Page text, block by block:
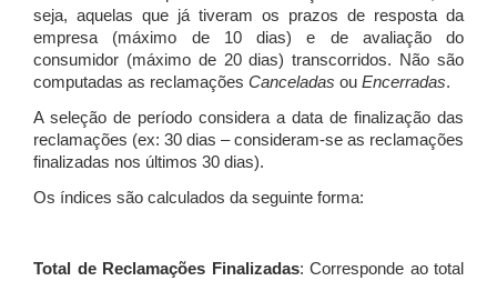
seja, aquelas que já tiveram os prazos de resposta da
empresa (máximo de 10 dias) e de avaliação do
consumidor (máximo de 20 dias) transcorridos. Não são
computadas as reclamações Canceladas ou Encerradas.
A seleção de período considera a data de finalização das
reclamações (ex: 30 dias – consideram-se as reclamações
finalizadas nos últimos 30 dias).
Os índices são calculados da seguinte forma:
Total de Reclamações Finalizadas: Corresponde ao total